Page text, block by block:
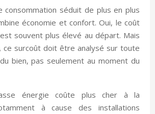
consommation séduit de plus en plus
économie et confort. Oui, le coût
souvent plus élevé au départ. Mais
ce surcoût doit être analysé sur toute
bien, pas seulement au moment du
énergie coûte plus cher à la
à cause des installations